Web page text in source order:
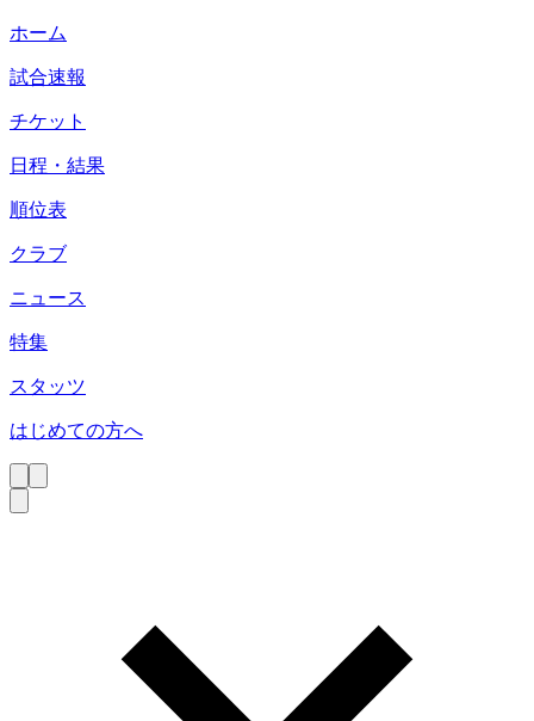
ホーム
試合速報
チケット
日程・結果
順位表
クラブ
ニュース
特集
スタッツ
はじめての方へ